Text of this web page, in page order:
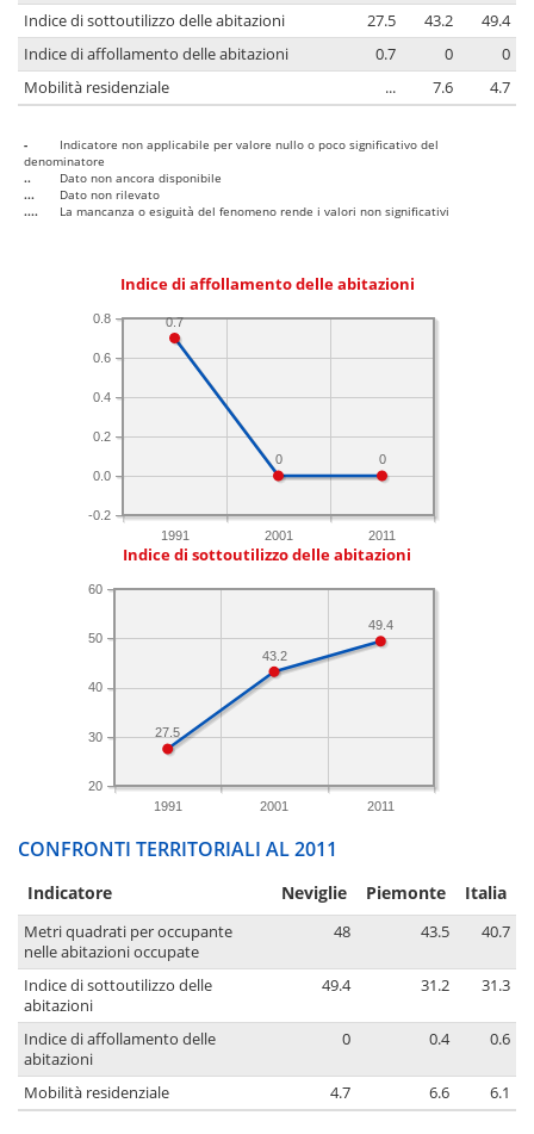
Indice di sottoutilizzo delle abitazioni 27.5 43.2
49.4
Indice di affollamento delle abitazioni
0.7 0
0
Mobilità residenziale
... 7.6 4.7
-
Indicatore non applicabile per valore nullo o poco significativo del
denominatore
..
Dato non ancora disponibile
...
Dato non rilevato
....
La mancanza o esiguità del fenomeno rende i valori non significativi
Indice di affollamento delle abitazioni
1991 2001 2011
-0.2
0.0
0.2
0.4
0.6
0.8
0
0
0.7
Indice di sottoutilizzo delle abitazioni
1991 2001 2011
20
30
40
50
60
49.4
43.2
27.5
CONFRONTI TERRITORIALI AL 2011
Indicatore Neviglie Piemonte Italia
Metri quadrati per occupante
nelle abitazioni occupate
48 43.5 40.7
Indice di sottoutilizzo delle
abitazioni
49.4 31.2 31.3
Indice di affollamento delle
abitazioni
0 0.4 0.6
Mobilità residenziale 4.7 6.6 6.1